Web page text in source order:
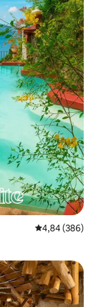
Évaluation
4,84 (386)